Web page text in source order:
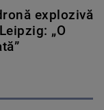
explozivă
„O